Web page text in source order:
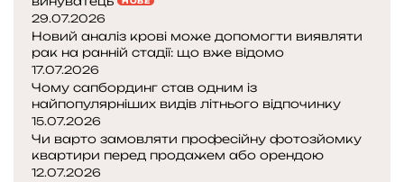
о
п
е
д
и
б
и
т
и
г
о
л
о
с
е
р
е
з
я
к
і
в
29.07.2026
Новий аналіз крові може допомогти виявляти
рак на ранній стадії: що вже відомо
17.07.2026
Чому сапбординг став одним із
найпопулярніших видів літнього відпочинку
15.07.2026
Чи варто замовляти професійну фотозйомку
квартири перед продажем або орендою
12.07.2026